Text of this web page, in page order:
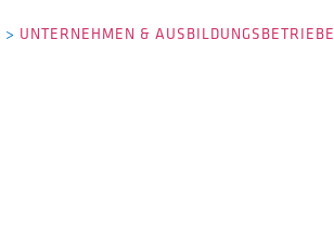
> UNTERNEHMEN & AUSBILDUNGSBETRIEBE